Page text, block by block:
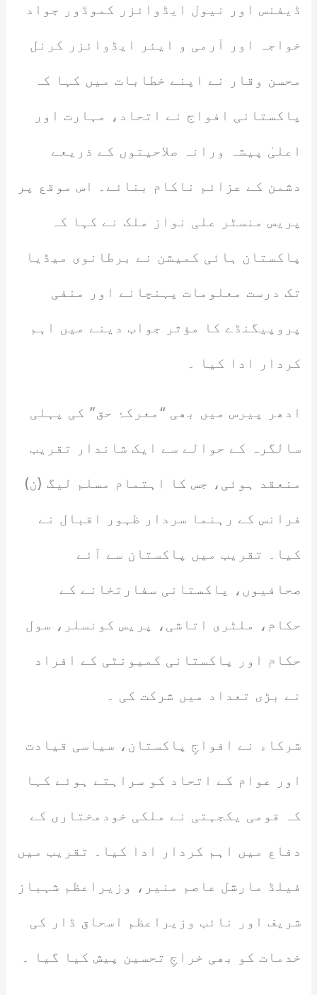
ڈیفنس اور نیول ایڈوائزر کموڈور جواد
خواجہ اور آرمی و ایئر ایڈوائزر کرنل
محسن وقار نے اپنے خطابات میں کہا کہ
پاکستانی افواج نے اتحاد، مہارت اور
اعلیٰ پیشہ ورانہ صلاحیتوں کے ذریعے
دشمن کے عزائم ناکام بنائے۔ اس موقع پر
پریس منسٹر علی نواز ملک نے کہا کہ
پاکستان ہائی کمیشن نے برطانوی میڈیا
تک درست معلومات پہنچانے اور منفی
پروپیگنڈے کا مؤثر جواب دینے میں اہم
کردار ادا کیا ۔
ادھر پیرس میں بھی “معرکۂ حق” کی پہلی
سالگرہ کے حوالے سے ایک شاندار تقریب
منعقد ہوئی، جس کا اہتمام مسلم لیگ (ن)
فرانس کے رہنما سردار ظہور اقبال نے
کیا۔ تقریب میں پاکستان سے آئے
صحافیوں، پاکستانی سفارتخانے کے
حکام، ملٹری اتاشی، پریس کونسلر، سول
حکام اور پاکستانی کمیونٹی کے افراد
نے بڑی تعداد میں شرکت کی ۔
شرکاء نے افواجِ پاکستان، سیاسی قیادت
اور عوام کے اتحاد کو سراہتے ہوئے کہا
کہ قومی یکجہتی نے ملکی خودمختاری کے
دفاع میں اہم کردار ادا کیا۔ تقریب میں
فیلڈ مارشل عاصم منیر، وزیراعظم شہباز
شریف اور نائب وزیراعظم اسحاق ڈار کی
خدمات کو بھی خراجِ تحسین پیش کیا گیا ۔